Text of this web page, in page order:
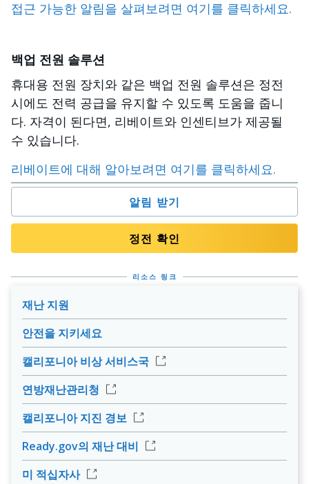
접근 가능한 알림을 살펴보려면 여기를 클릭하세요.
백업 전원 솔루션
휴대용 전원 장치와 같은 백업 전원 솔루션은 정전
시에도 전력 공급을 유지할 수 있도록 도움을 줍니
다. 자격이 된다면, 리베이트와 인센티브가 제공될
수 있습니다.
리베이트에 대해 알아보려면 여기를 클릭하세요.
알림 받기
정전 확인
리소스 링크
재난 지원
안전을 지키세요
캘리포니아 비상 서비스국
연방재난관리청
캘리포니아 지진 경보
Ready.gov의 재난 대비
미 적십자사